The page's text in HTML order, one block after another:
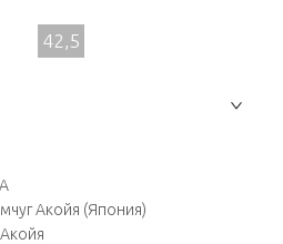
42,5
Акойя (Япония)